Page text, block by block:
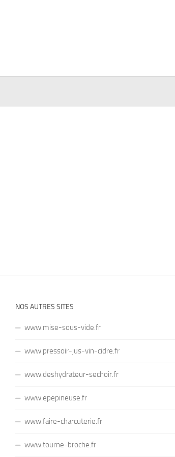
NOS AUTRES SITES
www.mise-sous-vide.fr
www.pressoir-jus-vin-cidre.fr
www.deshydrateur-sechoir.fr
www.epepineuse.fr
www.faire-charcuterie.fr
www.tourne-broche.fr